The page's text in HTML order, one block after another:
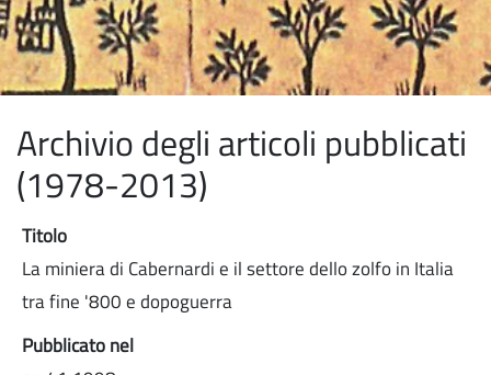
Archivio degli articoli pubblicati
(1978-2013)
Titolo
La miniera di Cabernardi e il settore dello zolfo in Italia
tra fine '800 e dopoguerra
Pubblicato nel